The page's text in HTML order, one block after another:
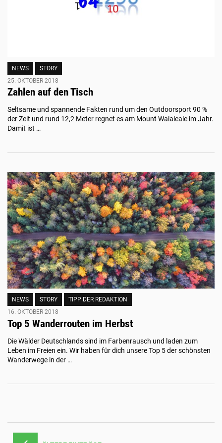
NEWS
STORY
25. OKTOBER 2018
Zahlen auf den Tisch
Seltsame und spannende Fakten rund um den Outdoorsport 90 %
der Zeit und rund 12,2 Meter regnet es am Mount Waialeale im Jahr.
Damit ist …
NEWS STORY
TIPP DER REDAKTION
16. OKTOBER 2018
Top 5 Wanderrouten im Herbst
Die Wälder Deutschlands sind im Farbenrausch und laden zum
Leben im Freien ein. Wir haben für dich unsere Top 5 der schönsten
Wanderwege in der …